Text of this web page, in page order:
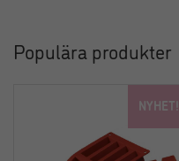
Populära produkter
NYHET!